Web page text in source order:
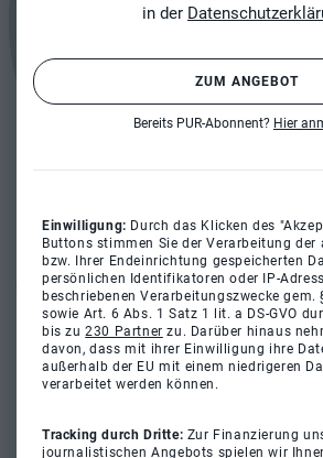
in der
ZUM ANGEBOT
Bereits PUR-Abonnent? Hier
Einwilligung: Durch das Klicken des
Buttons stimmen Sie der Verarbeitung der
bzw. Ihrer Endeinrichtung gespeicherten
persönlichen Identifikatoren oder IP-
beschriebenen Verarbeitungszwecke gem.
sowie Art. 6 Abs. 1 Satz 1 lit. a DS-GVO
bis zu230 Partner zu. Darüber hinaus
davon, dass mit ihrer Einwilligung ihre
außerhalb der EU mit einem niedrigeren
verarbeitet werden können.
Tracking durch Dritte: Zur Finanzierung
journalistischen Angebots spielen wir